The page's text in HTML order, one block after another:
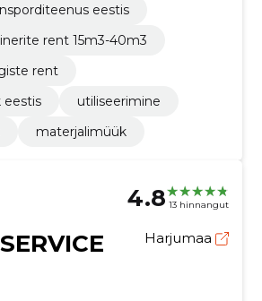
eestis
rent 15m3-40m3
rent
eestis
utiliseerimine
materjalimüük
4.8 13 hinnangut
Harjumaa